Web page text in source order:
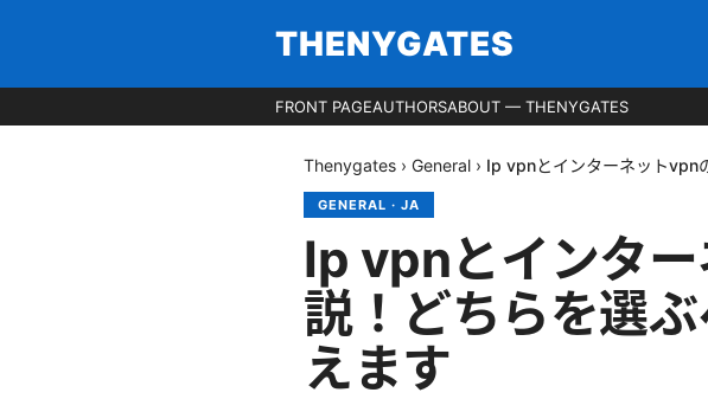
THENYGATES
FRONT PAGEAUTHORSABOUT — THENYGATES
Thenygates › General › Ip vpnとインターネットvpn
GENERAL · JA
Ip vpnとインタ
説！どちらを選
えます